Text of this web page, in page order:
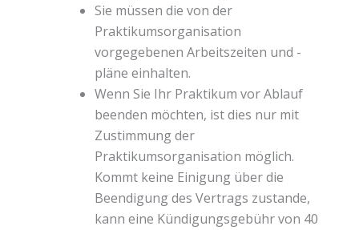
Sie müssen die von der
Praktikumsorganisation
vorgegebenen Arbeitszeiten und -
pläne einhalten.
Wenn Sie Ihr Praktikum vor Ablauf
beenden möchten, ist dies nur mit
Zustimmung der
Praktikumsorganisation möglich.
Kommt keine Einigung über die
Beendigung des Vertrags zustande,
kann eine Kündigungsgebühr von 40